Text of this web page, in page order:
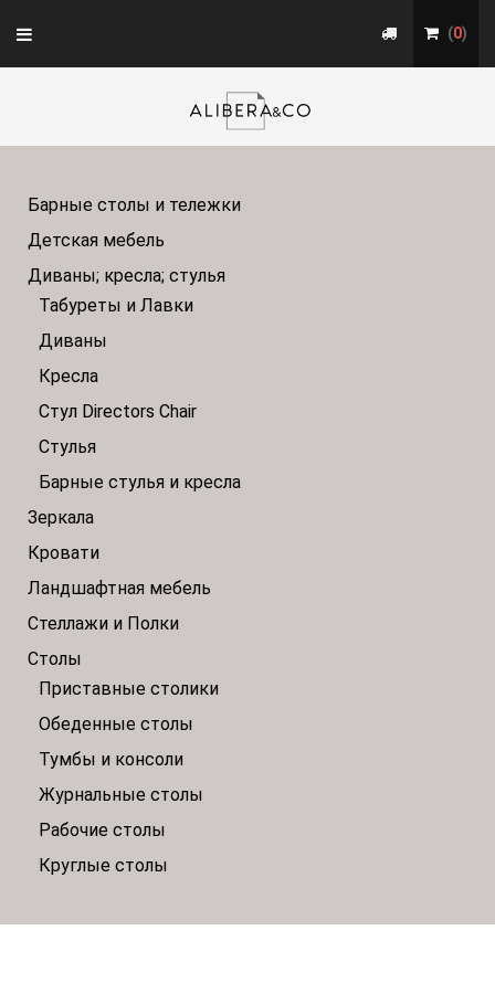
Toggle
navigation
(0)
Барные столы и тележки
Детская мебель
Диваны; кресла; стулья
Табуреты и Лавки
Диваны
Кресла
Стул Directors Chair
Стулья
Барные стулья и кресла
Зеркала
Кровати
Ландшафтная мебель
Стеллажи и Полки
Столы
Приставные столики
Обеденные столы
Тумбы и консоли
Журнальные столы
Рабочие столы
Круглые столы